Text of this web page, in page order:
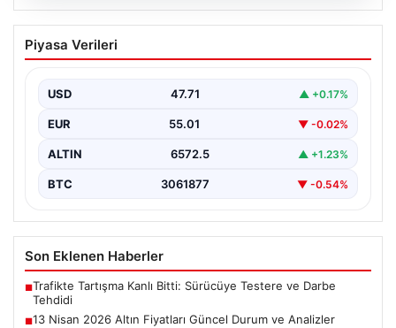
05.08.2026
13 Nisan 2026 Altın Fiyatları Güncel
Durum ve Analizler
uluslararası gelişmeler ve jeopolitical riskler nedeniyle
oldukça dalgalı…
Piyasa Verileri
USD 47.71 ▲ +0.17%
EUR 55.01 ▼ -0.02%
ALTIN 6572.5 ▲ +1.23%
BTC 3061877 ▼ -0.54%
Son Eklenen Haberler
■Trafikte Tartışma Kanlı Bitti: Sürücüye Testere ve Darbe
Tehdidi
■13 Nisan 2026 Altın Fiyatları Güncel Durum ve Analizler